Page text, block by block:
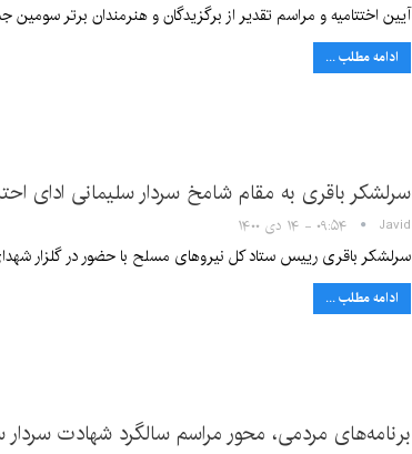
آیین اختتامیه و مراسم تقدیر از برگزیدگان و هنرمندان برتر
ادامه مطلب ...
سرلشکر باقری به مقام شامخ سردار سلیمانی ادای
Javid ۰۹:۵۴ - ۱۴ دی ۱۴۰۰
سرلشکر باقری رییس ستاد کل نیروهای مسلح با حضور در گلزار
ادامه مطلب ...
برنامه‌های مردمی، محور مراسم سالگرد شهادت سردار